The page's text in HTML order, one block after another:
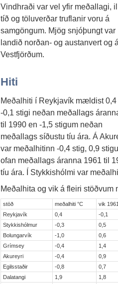
Vindhraði var vel yfir meðallagi,
tíð og töluverðar truflanir voru á
samgöngum. Mjög snjóþungt var
landið norðan- og austanvert og
Vestfjörðum.
Hiti
Meðalhiti í Reykjavík mældist 0,4
-0,1 stigi neðan meðallags
til 1990 en -1,5 stigum neðan
meðallags síðustu tíu ára. Á
var meðalhitinn -0,4 stig, 0,9
ofan meðallags áranna 1961 til
tíu ára. Í Stykkishólmi var
Meðalhita og vik á fleiri stöðvum
stöð meðalhiti °C
vik
Reykjavík
0,4
-0,1
Stykkishólmur
-0,3
0,5
Bolungarvík
-1,0
0,6
Grímsey
-0,4
1,4
Akureyri
-0,4
0,9
Egilsstaðir
-0,8
0,7
Dalatangi
1,9
1,8